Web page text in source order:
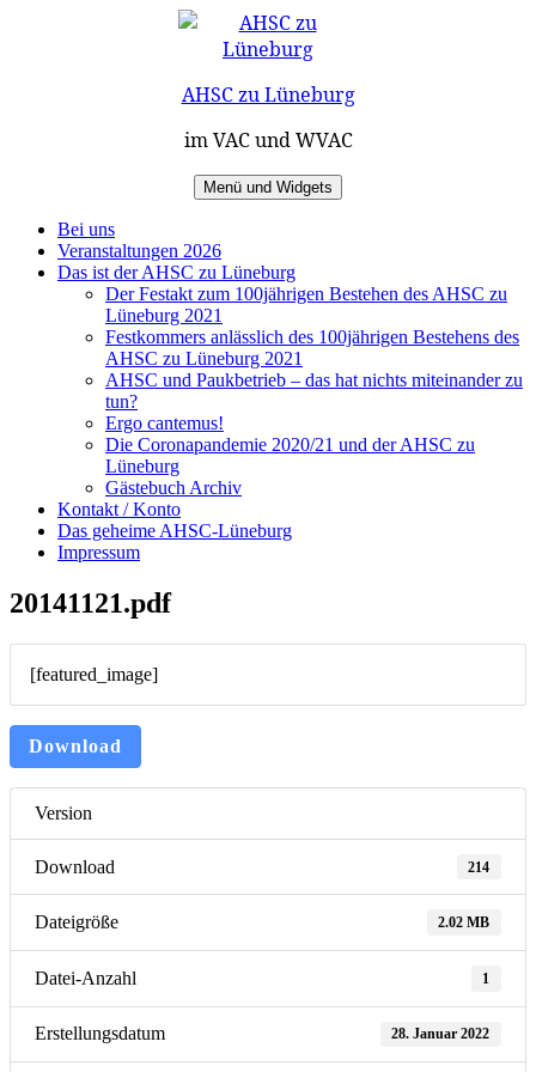
AHSC zu Lüneburg
im VAC und WVAC
Menü und Widgets
Bei uns
Veranstaltungen 2026
Das ist der AHSC zu Lüneburg
Der Festakt zum 100jährigen Bestehen des AHSC zu
Lüneburg 2021
Festkommers anlässlich des 100jährigen Bestehens des
AHSC zu Lüneburg 2021
AHSC und Paukbetrieb – das hat nichts miteinander zu
tun?
Ergo cantemus!
Die Coronapandemie 2020/21 und der AHSC zu
Lüneburg
Gästebuch Archiv
Kontakt / Konto
Das geheime AHSC-Lüneburg
Impressum
20141121.pdf
[featured_image]
Download
Version
Download 214
Dateigröße 2.02 MB
Datei-Anzahl 1
Erstellungsdatum 28. Januar 2022